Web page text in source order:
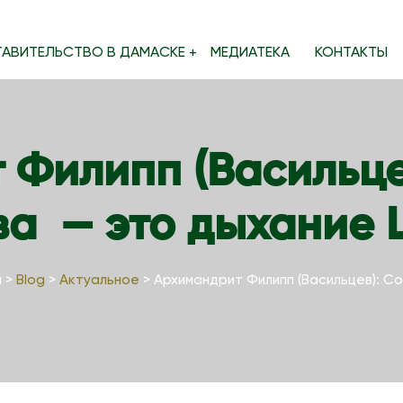
В ДАМАСКЕ МЕДИАТЕКА КОНТАКТЫ
— это дыхание
> Blog > Актуальное > Архимандрит Филипп (Васильцев):